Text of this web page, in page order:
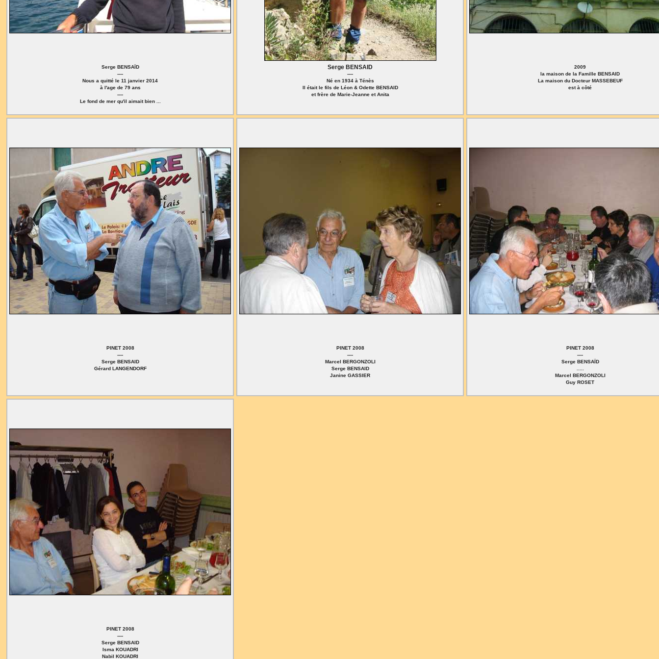
Serge BENSAÏD
----
Nous a quitté le 11 janvier 2014
à l'age de 79 ans
----
Le fond de mer qu'il aimait bien ...
Serge BENSAID
----
Né en 1934 à Ténès
Il était le fils de Léon & Odette BENSAID
et frère de Marie-Jeanne et Anita
2009
la maison de la Famille BENSAID
La maison du Docteur MASSEBEUF
est à côté
PINET 2008
----
Serge BENSAID
Gérard LANGENDORF
PINET 2008
----
Marcel BERGONZOLI
Serge BENSAID
Janine GASSIER
PINET 2008
----
Serge BENSAÏD
Marcel BERGONZOLI
Guy ROSET
PINET 2008
----
Serge BENSAID
Isma KOUADRI
Nabil KOUADRI